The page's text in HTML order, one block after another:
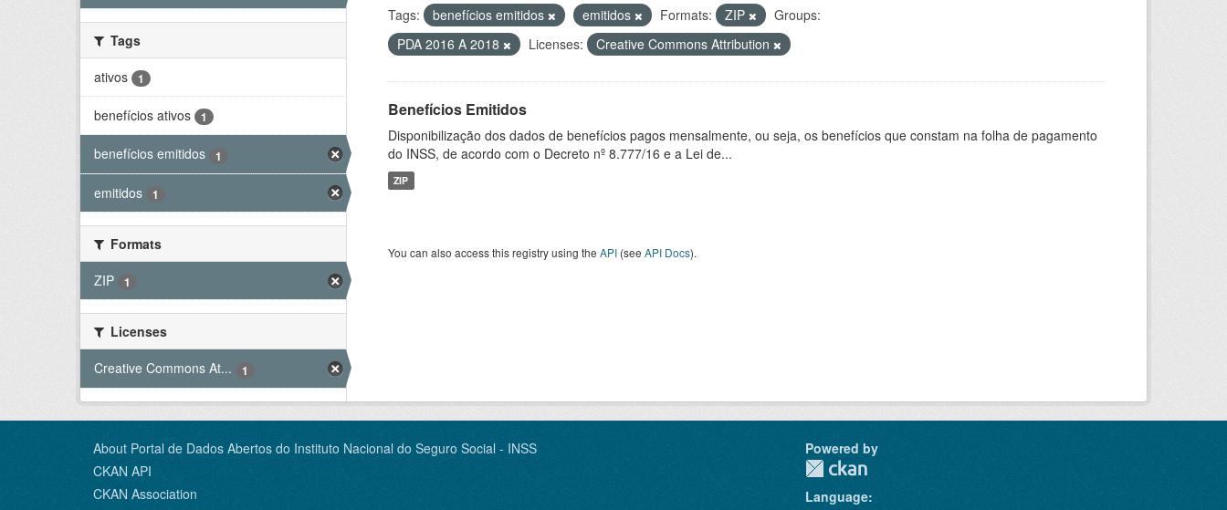
Tags
ativos
1
benefícios ativos 1
benefícios emitidos 1
emitidos 1
Formats
ZIP
1
Licenses
Creative Commons At...
1
Tags: benefícios emitidos emitidos Formats: ZIP
Groups:
PDA 2016 A 2018
Licenses: Creative Commons Attribution
Benefícios Emitidos
Disponibilização dos dados de benefícios pagos mensalmente, ou seja, os benefícios que constam na folha de pagamento
do INSS, de acordo com o Decreto nº 8.777/16 e a Lei de...
ZIP
You can also access this registry using the API (see API Docs).
About Portal de Dados Abertos do Instituto Nacional do Seguro Social - INSS
CKAN API
CKAN Association
Powered by
Language